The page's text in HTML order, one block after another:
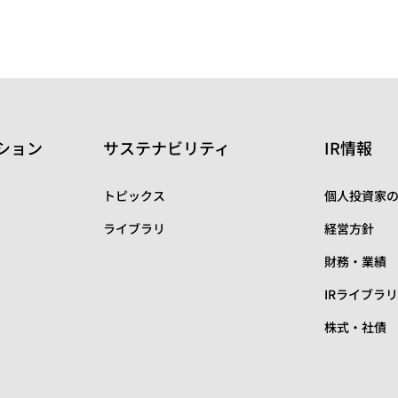
ョン サステナビリティ
トピックス
ライブラリ
IR情報
個人投資家
経営方針
財務・業績
IRライブラリ
株式・社債